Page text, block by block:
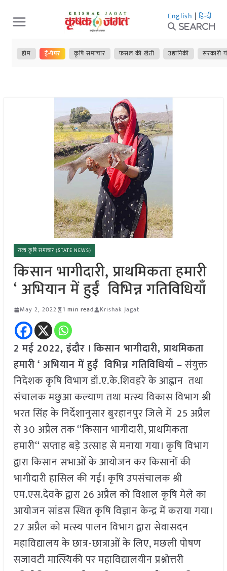
Skip
to
content
English | हिन्दी
Search
होम ई-पेपर कृषि समाचार फसल की खेती उद्यानिकी सरकारी
राज्य कृषि समाचार (STATE NEWS)
किसान भागीदारी, प्राथमिकता हमारी
‘ अभियान में हुईं विभिन्न गतिविधियाँ
May 2, 2022 1 min read Krishak Jagat
2 मई 2022, इंदौर । किसान भागीदारी, प्राथमिकता
हमारी ‘ अभियान में हुईं विभिन्न गतिविधियाँ –संयुक्त
निदेशक कृषि विभाग डॉ.ए.के.शिवहरे के आह्वान तथा
संचालक मछुआ कल्याण तथा मत्स्य विकास विभाग श्री
भरत सिंह के निर्देशानुसार बुरहानपुर जिले में 25 अप्रैल
से 30 अप्रैल तक ‘‘किसान भागीदारी, प्राथमिकता
हमारी‘‘ सप्ताह बडे़ उत्साह से मनाया गया। कृषि विभाग
द्वारा किसान सभाओं के आयोजन कर किसानों की
भागीदारी हासिल की गई। कृषि उपसंचालक श्री
एम.एस.देवके द्वारा 26 अप्रैल को विशाल कृषि मेले का
आयोजन सांडस स्थित कृषि विज्ञान केन्द्र में कराया गया।
27 अप्रैल को मत्स्य पालन विभाग द्वारा सेवासदन
महाविद्यालय के छात्र-छात्राओं के लिए, मछली पोषण
सजावटी मात्स्यिकी पर महाविद्यालयीन प्रश्नोत्तरी